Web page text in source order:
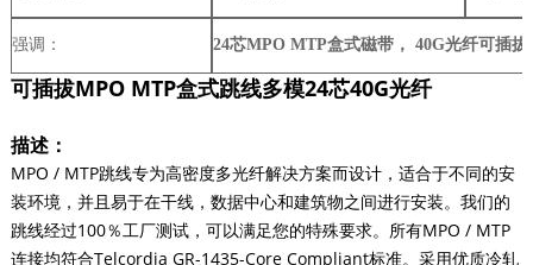
强调： 24芯MPO MTP盒式磁带， 40G光纤可插
可插拔MPO MTP盒式跳线多模24芯40G光纤
描述：
MPO / MTP跳线专为高密度多光纤解决方案而设计，适合于不同的安
装环境，并且易于在干线，数据中心和建筑物之间进行安装。我们的
跳线经过100％工厂测试，可以满足您的特殊要求。所有MPO / MTP
连接均符合Telcordia GR-1435-Core Compliant标准。采用优质冷轧